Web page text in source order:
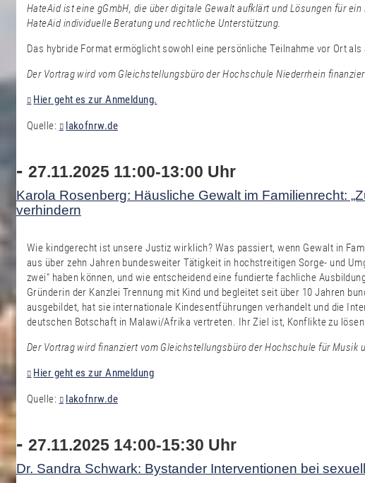
HateAid ist eine gGmbH, die über digitale Gewalt aufklärt und Lösungen für
HateAid individuelle Beratung und rechtliche Unterstützung.
Das hybride Format ermöglicht sowohl eine persönliche Teilnahme vor Ort
Der Vortrag wird vom Gleichstellungsbüro der Hochschule Niederrhein
Hier geht es zur Anmeldung.
Quelle: lakofnrw.de
- 27.11.2025 11:00-13:00 Uhr
Karola Rosenberg: Häusliche Gewalt im Familienrecht:
verhindern
Wie kindgerecht ist unsere Justiz wirklich? Was passiert, wenn Gewalt in
aus über zehn Jahren bundesweiter Tätigkeit in hochstreitigen Sorge- und
zwei“ haben können, und wie entscheidend eine fundierte fachliche
Gründerin der Kanzlei Trennung mit Kind und begleitet seit über 10 Jahren
ausgebildet, hat sie internationale Kindesentführungen verhandelt und die
deutschen Botschaft in Malawi/Afrika vertreten. Ihr Ziel ist, Konflikte zu
Der Vortrag wird finanziert vom Gleichstellungsbüroder Hochschule für Musik
Hier geht es zur Anmeldung
Quelle: lakofnrw.de
- 27.11.2025 14:00-15:30 Uhr
Dr. Sandra Schwark: Bystander Interventionen bei